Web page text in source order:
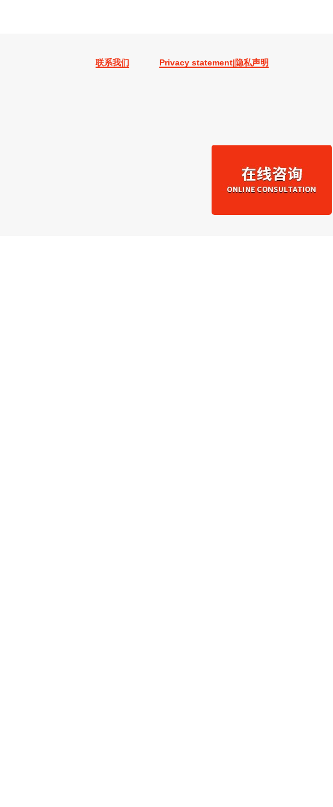
联系我们 Privacy statement|隐私声明